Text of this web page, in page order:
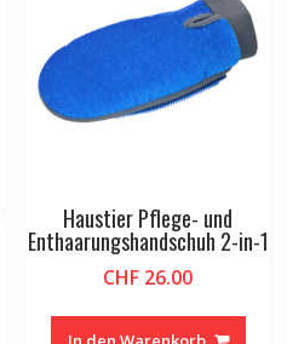
Haustier Pflege- und
Enthaarungshandschuh 2-in-1
CHF 26.00